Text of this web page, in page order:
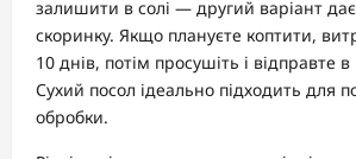
залишити в солі — другий варіант
скоринку. Якщо плануєте коптити,
10 днів, потім просушіть і відправте
Сухий посол ідеально підходить для
обробки.